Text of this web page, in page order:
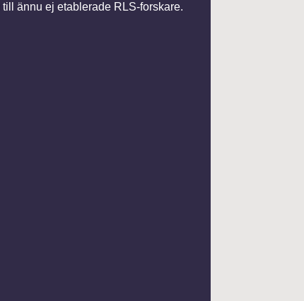
ännu ej etablerade RLS-forskare.